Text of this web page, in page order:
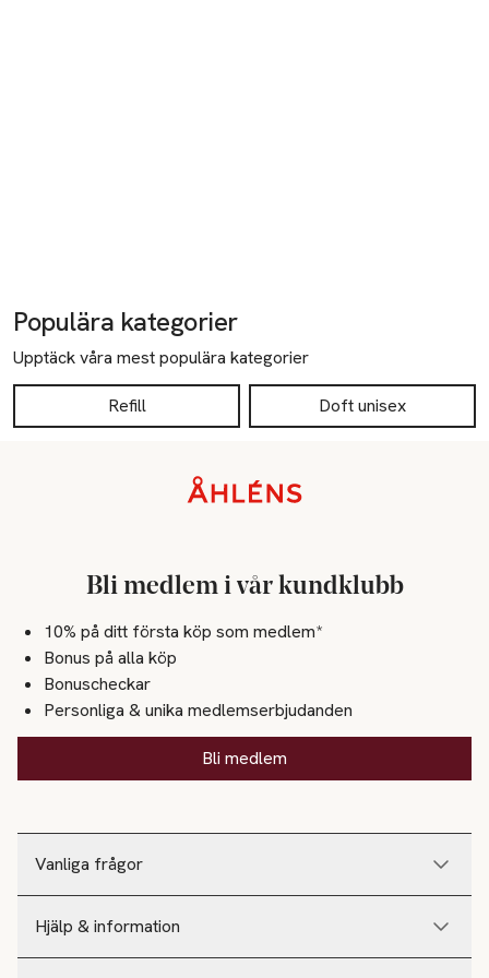
Populära kategorier
Upptäck våra mest populära kategorier
Refill Doft unisex
Vanliga frågor
Hjälp & information
Bli medlem i vår kundklubb
10% på ditt första köp som medlem*
Bonus på alla köp
Bonuscheckar
Personliga & unika medlemserbjudanden
Bli medlem